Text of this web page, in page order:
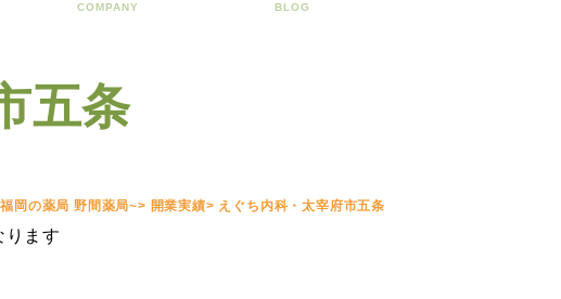
COMPANY BLOG
五条
岡の薬局 野間薬局~> 開業実績> えぐち内科・太宰府市五条
ります